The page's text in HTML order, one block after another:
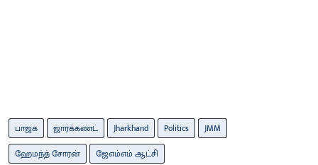
பாஜக ஜார்க்கண்ட் Jharkhand Politics
JMM
ஹேமந்த்​ சோரன்​
ஜேஎம்எம் ஆட்சி